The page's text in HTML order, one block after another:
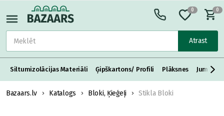
Atrast
0 0
Siltumizolācijas Materiāli Ģipškartons/ Profili Plāksnes Jumta
Bazaars.lv Katalogs Bloki, Ķieģeļi Stikla Bloki